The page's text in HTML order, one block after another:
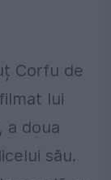
Corfu de
lui
a doua
său.